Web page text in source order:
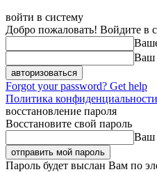
войти в систему
Добро пожаловать! Войдите в
Ваш
Forgot your password? Get help
Политика конфиденциальности
восстановление пароля
Восстановите свой пароль
Ваш
Пароль будет выслан Вам по